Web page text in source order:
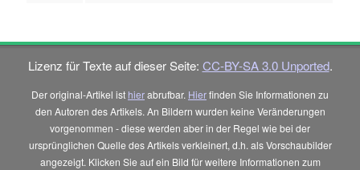
Lizenz für Texte auf dieser Seite: CC-BY-SA 3.0 Unported.
Der original-Artikel ist hierabrufbar. Hierfinden Sie Informationen zu
den Autoren des Artikels. An Bildern wurden keine Veränderungen
vorgenommen - diese werden aber in der Regel wie bei der
ursprünglichen Quelle des Artikels verkleinert, d.h. als Vorschaubilder
angezeigt. Klicken Sie auf ein Bild für weitere Informationen zum